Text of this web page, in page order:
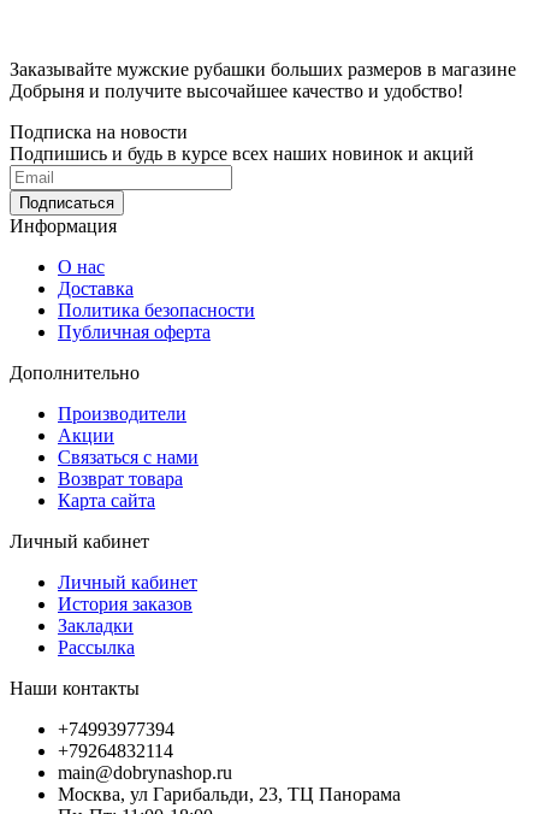
Заказывайте мужские рубашки больших размеров в магазине
Добрыня и получите высочайшее качество и удобство!
Подписка на новости
Подпишись и будь в курсе всех наших новинок и акций
Информация
О нас
Доставка
Политика безопасности
Публичная оферта
Дополнительно
Производители
Акции
Связаться с нами
Возврат товара
Карта сайта
Личный кабинет
Личный кабинет
История заказов
Закладки
Рассылка
Наши контакты
+74993977394
+79264832114
main@dobrynashop.ru
Москва, ул Гарибальди, 23, ТЦ Панорама